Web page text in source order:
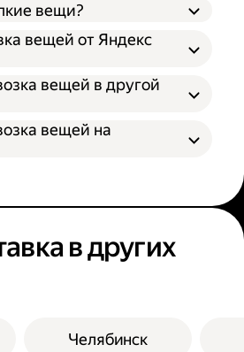
вещи?
вещей от Яндекс
вещей в другой
вещей на
в других
Челябинск